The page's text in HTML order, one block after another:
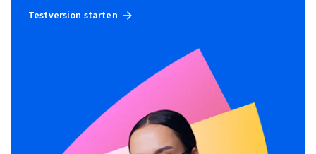
Testversion starten